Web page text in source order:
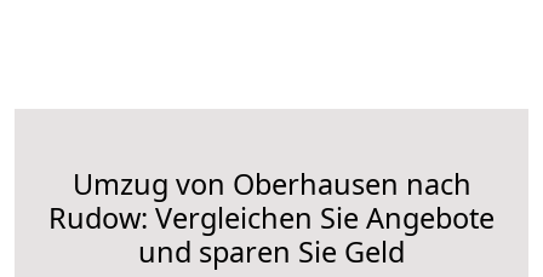
Umzug von Oberhausen nach
Rudow: Vergleichen Sie Angebote
und sparen Sie Geld